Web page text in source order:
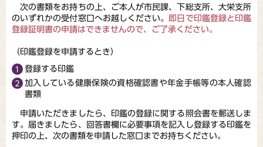
次の書類をお持ちの上、ご本人が市民課、下総支所、大栄支所
のいずれかの受付窓口へお越しください。
即日で印鑑登録と印鑑
登録証明書の申請はできませんので、ご了承ください。
（印鑑登録を申請するとき）
登録する印鑑
加入している健康保険の資格確認書や年金手帳等の本人確認
書類
申請いただきましたら、印鑑の登録に関する照会書を郵送しま
す。届きましたら、回答書欄に必要事項を記入し登録する印鑑を
押印の上、次の書類を申請した窓口までお持ちください。